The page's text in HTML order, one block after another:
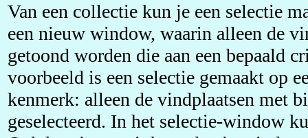
Van een collectie kun je een selectie
een nieuw window, waarin alleen de
getoond worden die aan een bepaald
voorbeeld is een selectie gemaakt op
kenmerk: alleen de vindplaatsen met
geselecteerd. In het selectie-window